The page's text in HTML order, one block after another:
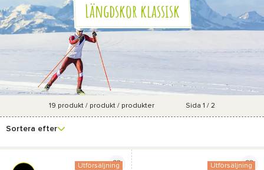
Längdskor klassisk
filter
19 produkt / produkt / produkter Sida 1 / 2
Sortera efter
Utförsäljning Utförsäljning